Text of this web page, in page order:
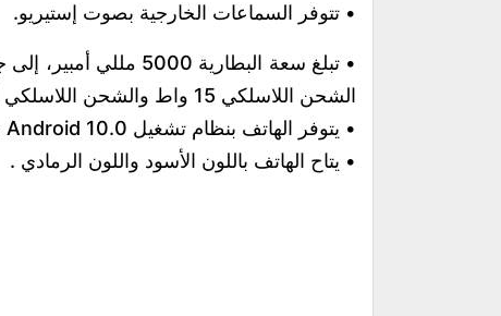
• تتوفر السماعات الخارجية بصوت إستيريو.
الشحن اللاسلكي 15 واط والشحن اللاسلكي العكسي 9 واط .
• يتوفر الهاتف بنظام تشغيل Android 10.0 مع واجهة سامسونج الـ One UI 2 .
• يتاح الهاتف باللون الأسود واللون الرمادي .